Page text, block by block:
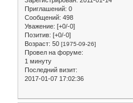
Приглашений: 0
Сообщений: 498
Уважение: [+0/-0]
Позитив: [+0/-0]
Возраст: 50 [1975-09-26]
Провел на форуме:
1 минуту
Последний визит:
2017-01-07 17:02:36